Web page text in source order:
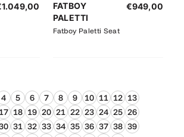
1.049,00
FATBOY
PALETTI
Fatboy Paletti Seat
€949,00
4 5 6 7 8 9 10 11 12 13
17 18 19 20 21 22 23 24 25 26
31 32 33 34 35 36 37 38 39